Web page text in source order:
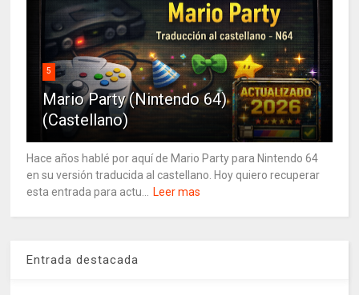
5
Mario Party (Nintendo 64)
(Castellano)
Hace años hablé por aquí de Mario Party para Nintendo 64
en su versión traducida al castellano. Hoy quiero recuperar
esta entrada para actu...
Leer mas
Entrada destacada